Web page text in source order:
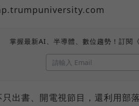
掌握最新AI、半導體、數位趨勢！訂閱
出書、開電視節目，還利用部